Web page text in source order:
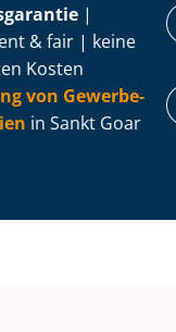
|
& fair | keine
Kosten
von Ge­wer­be­
in Sankt Goar